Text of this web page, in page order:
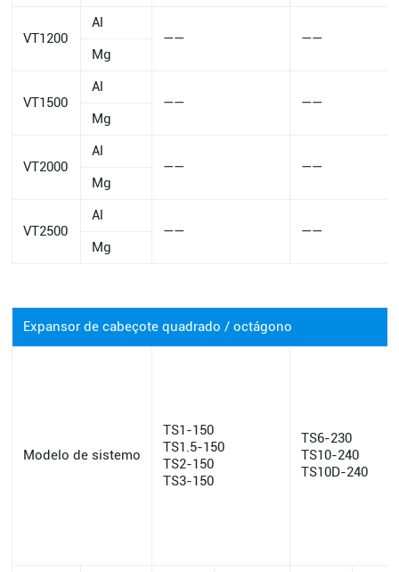
VT1200
Al
——
——
Mg
VT1500
Al
——
——
Mg
VT2000
Al
——
——
Mg
VT2500
Al
——
——
Mg
Expansor de cabeçote quadrado / octágono
Modelo de sistemo
TS1-150
TS1.5-150
TS2-150
TS3-150
TS6-230
TS10-240
TS10D-240